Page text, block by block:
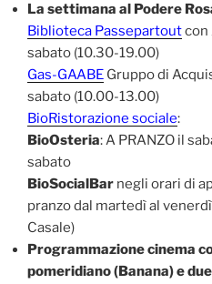
La settimana al Podere
Biblioteca Passepartoutcon
sabato (10.30-19.00)
Gas-GAABE Gruppo di
sabato (10.00-13.00)
BioRistorazione sociale:
BioOsteria: A PRANZO il
sabato
BioSocialBar negli orari di
pranzo dal martedì al
Casale)
Programmazione cinema
pomeridiano (Banana) e